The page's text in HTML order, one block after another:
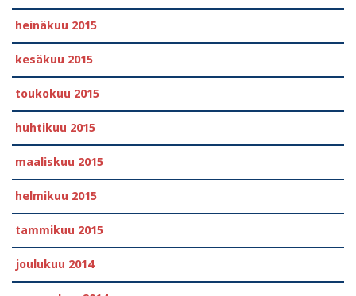
heinäkuu 2015
kesäkuu 2015
toukokuu 2015
huhtikuu 2015
maaliskuu 2015
helmikuu 2015
tammikuu 2015
joulukuu 2014